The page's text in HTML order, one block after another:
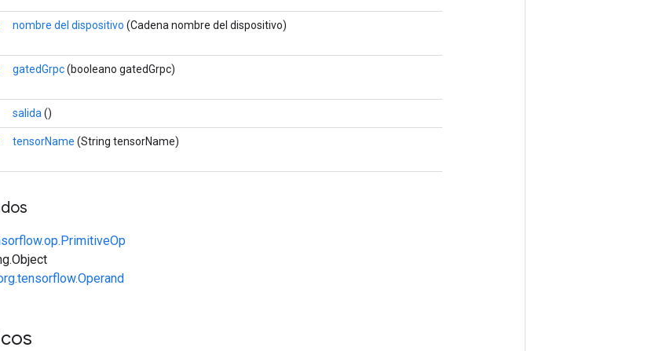
nombre del dispositivo (Cadena nombre del dispositivo)
gatedGrpc(booleano gatedGrpc)
salida ()
tensorName (String tensorName)